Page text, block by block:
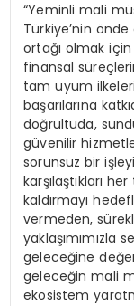
“Yeminli mali
Türkiye’nin
ortağı olmak için
finansal
tam uyum
başarılarına
doğrultuda,
güvenilir
sorunsuz bir
karşılaştıkları
kaldırmayı
vermeden,
yaklaşımımızla
geleceğine
geleceğin mali
ekosistem